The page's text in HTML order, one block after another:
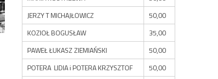
JERZY T MICHAJŁOWICZ
50,00
KOZIOŁ BOGUSŁAW
35,00
PAWEŁ ŁUKASZ ZIEMIAŃSKI
50,00
POTERA LIDIA i POTERA KRZYSZTOF
50,00